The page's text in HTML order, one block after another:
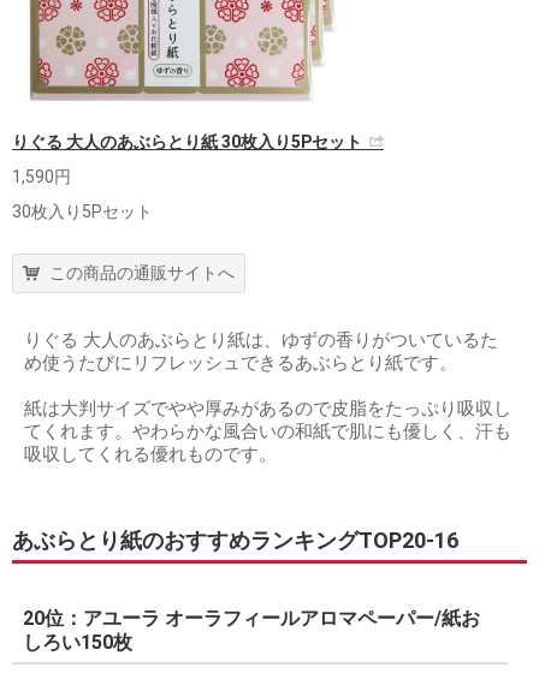
りぐる 大人のあぶらとり紙 30枚入り5Pセット
1,590円
30枚入り5Pセット
この商品の通販サイトへ
りぐる 大人のあぶらとり紙は、ゆずの香りがついているた
め使うたびにリフレッシュできるあぶらとり紙です。
紙は大判サイズでやや厚みがあるので皮脂をたっぷり吸収し
てくれます。やわらかな風合いの和紙で肌にも優しく、汗も
吸収してくれる優れものです。
あぶらとり紙のおすすめランキングTOP20-16
20位：アユーラ オーラフィールアロマペーパー/紙お
しろい150枚